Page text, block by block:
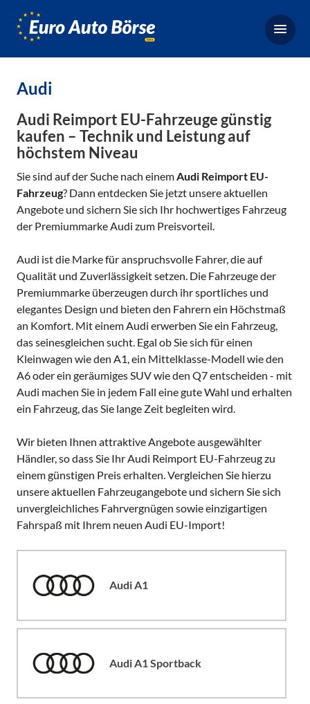
Börse,
Gebrauchtwagen,
Bestellfahrzeuge,
Audi
Audi Reimport EU-Fahrzeuge günstig
kaufen – Technik und Leistung auf
höchstem Niveau
Sie sind auf der Suche nach einemAudi Reimport EU-
Fahrzeug? Dann entdecken Sie jetzt unsere aktuellen
Angebote und sichern Sie sich Ihr hochwertiges Fahrzeug
der Premiummarke Audi zum Preisvorteil.
Audi ist die Marke für anspruchsvolle Fahrer, die auf
Qualität und Zuverlässigkeit setzen. Die Fahrzeuge der
Premiummarke überzeugen durch ihr sportliches und
elegantes Design und bieten den Fahrern ein Höchstmaß
an Komfort. Mit einem Audi erwerben Sie ein Fahrzeug,
das seinesgleichen sucht. Egal ob Sie sich für einen
Kleinwagen wie den A1, ein Mittelklasse-Modell wie den
A6 oder ein geräumiges SUV wie den Q7 entscheiden - mit
Audi machen Sie in jedem Fall eine gute Wahl und erhalten
ein Fahrzeug, das Sie lange Zeit begleiten wird.
Wir bieten Ihnen attraktive Angebote ausgewählter
Händler, so dass Sie Ihr Audi Reimport EU-Fahrzeug zu
einem günstigen Preis erhalten. Vergleichen Sie hierzu
unsere aktuellen Fahrzeugangebote und sichern Sie sich
unvergleichliches Fahrvergnügen sowie einzigartigen
Fahrspaß mit Ihrem neuen Audi EU-Import!
Audi A1
Audi A1 Sportback